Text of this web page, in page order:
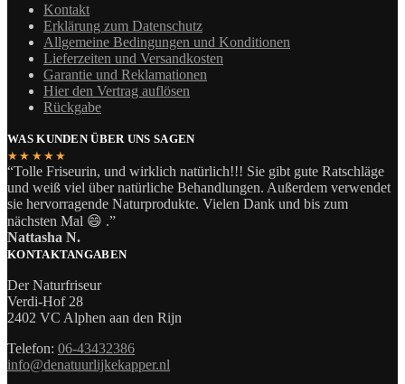
Kontakt
Erklärung zum Datenschutz
Allgemeine Bedingungen und Konditionen
Lieferzeiten und Versandkosten
Garantie und Reklamationen
Hier den Vertrag auflösen
Rückgabe
WAS KUNDEN ÜBER UNS SAGEN
★★★★★
“Tolle Friseurin, und wirklich natürlich!!! Sie gibt gute Ratschläge
und weiß viel über natürliche Behandlungen. Außerdem verwendet
sie hervorragende Naturprodukte. Vielen Dank und bis zum
nächsten Mal 😄 .”
Nattasha N.
KONTAKTANGABEN
Der Naturfriseur
Verdi-Hof 28
2402 VC Alphen aan den Rijn
Telefon: 06-43432386
info@denatuurlijkekapper.nl